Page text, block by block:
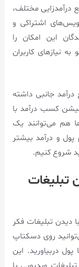
درآمدزایی مختلف،
اشتراکی و
این امکان را
نیاز‌های کاربران
جانبی داشته
کسب درآمد با
هم می‌توانند یک
و درآمد بیشتر
شروع کنیم.
تبلیغات
دیدن تبلیغات فکر
روی دسکتاپ
دربیاورید. این